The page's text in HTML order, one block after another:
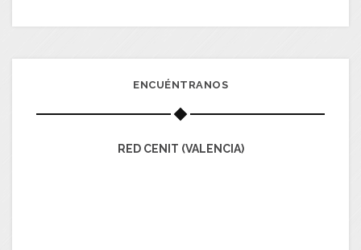
ENCUÉNTRANOS
RED CENIT (VALENCIA)